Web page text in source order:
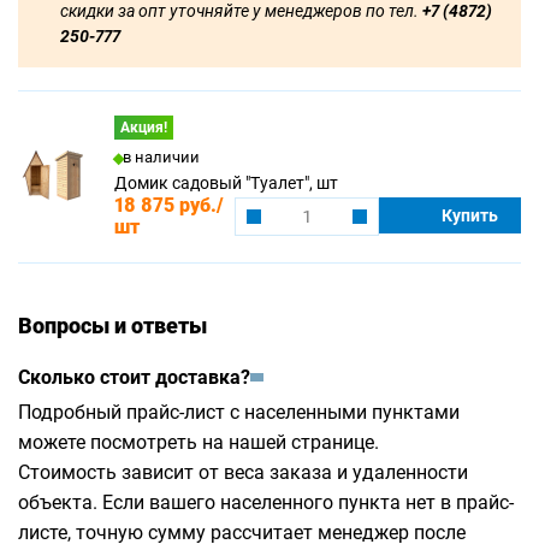
скидки за опт уточняйте у менеджеров по тел. +7 (4872)
250-777
Акция!
в наличии
Домик садовый "Туалет", шт
18 875 руб./
шт
Купить
Вопросы и ответы
Сколько стоит доставка?
Подробный прайс-лист с населенными пунктами
можете посмотреть на нашей странице.
Стоимость зависит от веса заказа и удаленности
объекта. Если вашего населенного пункта нет в прайс-
листе, точную сумму рассчитает менеджер после